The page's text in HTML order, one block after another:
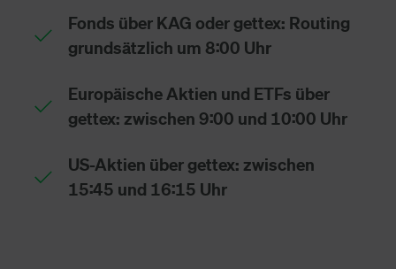
Fonds über KAG oder gettex: Routing
grundsätzlich um 8:00 Uhr
Europäische Aktien und ETFs über
gettex: zwischen 9:00 und 10:00 Uhr
US-Aktien über gettex: zwischen
15:45 und 16:15 Uhr